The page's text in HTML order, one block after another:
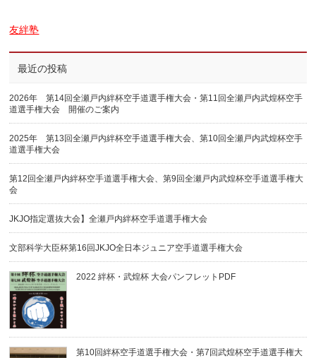
友絆塾
最近の投稿
2026年 第14回全瀬戸内絆杯空手道選手権大会・第11回全瀬戸内武煌杯空手
道選手権大会 開催のご案内
2025年 第13回全瀬戸内絆杯空手道選手権大会、第10回全瀬戸内武煌杯空手
道選手権大会
第12回全瀬戸内絆杯空手道選手権大会、第9回全瀬戸内武煌杯空手道選手権大
会
JKJO指定選抜大会】全瀬戸内絆杯空手道選手権大会
文部科学大臣杯第16回JKJO全日本ジュニア空手道選手権大会
2022 絆杯・武煌杯 大会パンフレットPDF
第10回絆杯空手道選手権大会・第7回武煌杯空手道選手権大